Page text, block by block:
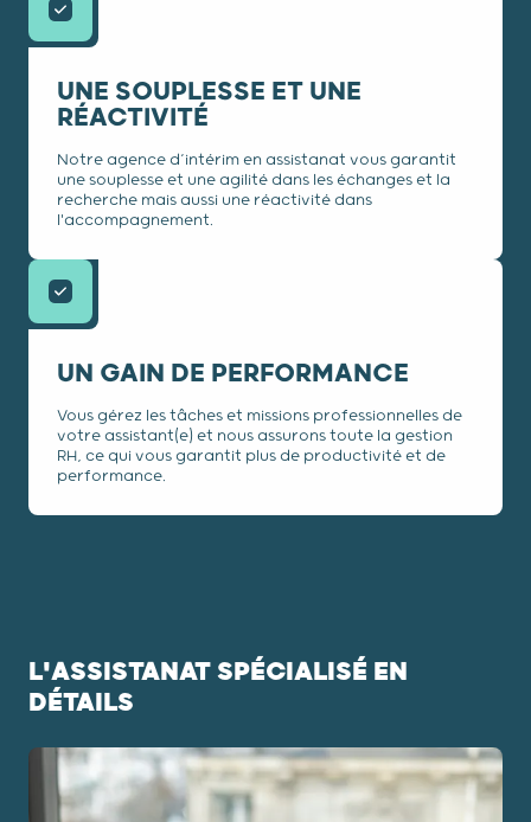
UNE SOUPLESSE ET UNE
RÉACTIVITÉ
Notre agence d’intérim en assistanat vous garantit
une souplesse et une agilité dans les échanges et la
recherche mais aussi une réactivité dans
l'accompagnement.
UN GAIN DE PERFORMANCE
Vous gérez les tâches et missions professionnelles de
votre assistant(e) et nous assurons toute la gestion
RH, ce qui vous garantit plus de productivité et de
performance.
L'ASSISTANAT SPÉCIALISÉ EN
DÉTAILS